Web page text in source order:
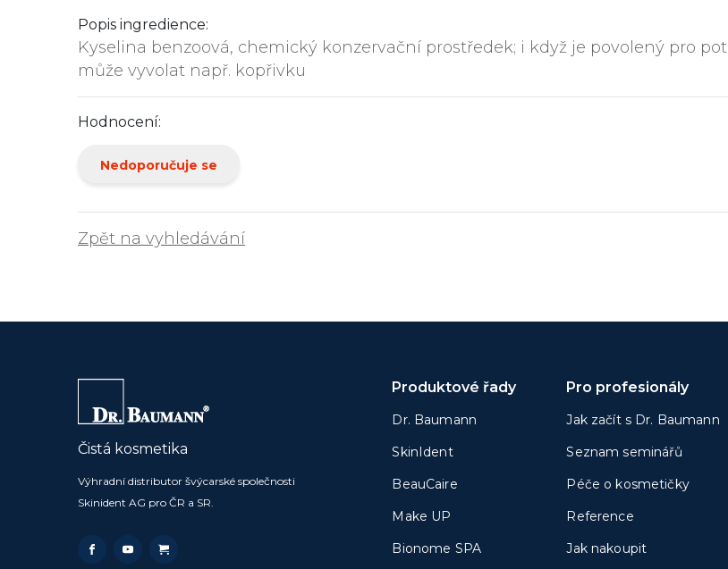
Popis ingredience:
Kyselina benzoová, chemický konzervační prostředek; i když je povolený pro
může vyvolat např. kopřivku
Hodnocení:
Nedoporučuje se
Zpět na vyhledávání
Čistá kosmetika
Výhradní distributor švýcarské společnosti
Skinident AG pro ČR a SR.
Produktové řady
Dr. Baumann
SkinIdent
BeauCaire
Make UP
Bionome SPA
Pro profesionály
Jak začít s Dr. Baumann
Seznam seminářů
Péče o kosmetičky
Reference
Jak nakoupit